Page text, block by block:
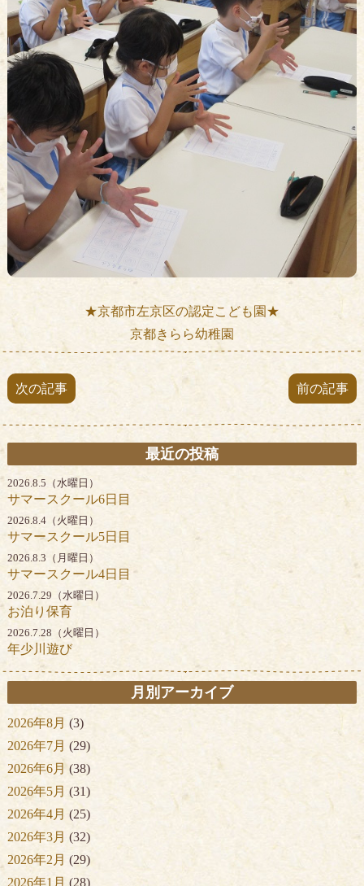
★京都市左京区の認定こども園★
京都きらら幼稚園
次の記事 前の記事
最近の投稿
2026.8.5（水曜日）
サマースクール6日目
2026.8.4（火曜日）
サマースクール5日目
2026.8.3（月曜日）
サマースクール4日目
2026.7.29（水曜日）
お泊り保育
2026.7.28（火曜日）
年少川遊び
月別アーカイブ
2026年8月 (3)
2026年7月 (29)
2026年6月(38)
2026年5月 (31)
2026年4月 (25)
2026年3月 (32)
2026年2月 (29)
2026年1月 (28)